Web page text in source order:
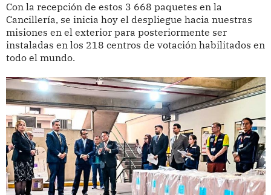
Con la recepción de estos 3 668 paquetes en la
Cancillería, se inicia hoy el despliegue hacia nuestras
misiones en el exterior para posteriormente ser
instaladas en los 218 centros de votación habilitados en
todo el mundo.